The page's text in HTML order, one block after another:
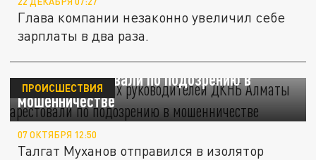
Глава компании незаконно увеличил себе
зарплаты в два раза.
Одного из бывших руководителей ДКНБ
Алматы арестовали по подозрению в
мошенничестве
ПРОИСШЕСТВИЯ
07 ОКТЯБРЯ 12:50
Талгат Муханов отправился в изолятор